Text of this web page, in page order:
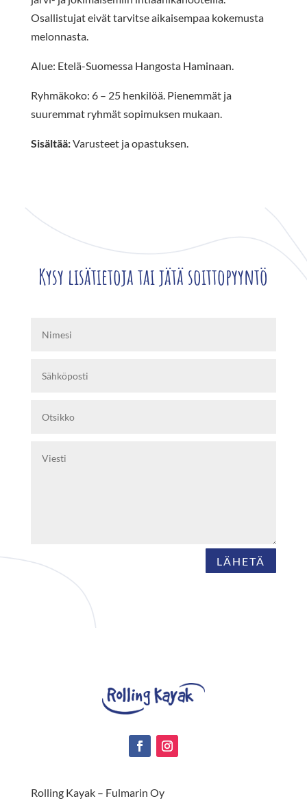
Osallistujat eivät tarvitse aikaisempaa kokemusta
melonnasta.
Alue: Etelä-Suomessa Hangosta Haminaan.
Ryhmäkoko: 6 – 25 henkilöä. Pienemmät ja
suuremmat ryhmät sopimuksen mukaan.
Sisältää:Varusteet ja opastuksen.
Kysy lisätietoja tai jätä soittopyyntö
LÄHETÄ
Rolling Kayak – Fulmarin Oy